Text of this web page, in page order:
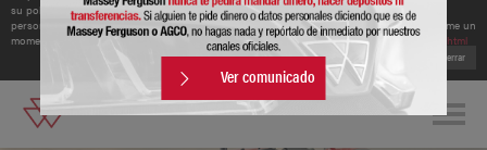
su política de privacidad para ofrecerle una mejor comprensión de los tipos de datos
personales que recopilamos de usted y cómo los utilizamos. Le recomendamos que se tome un
momento para leer la política actualizada disponible enhttp://www.agcocorp.com/privacy.html
Cerrar
Ver comunicado